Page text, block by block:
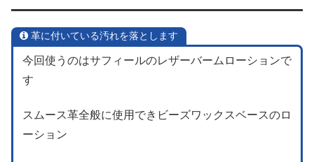
革に付いている汚れを落とします
今回使うのはサフィールのレザーバームローションで
す
スムース革全般に使用できビーズワックスベースのロ
ーション